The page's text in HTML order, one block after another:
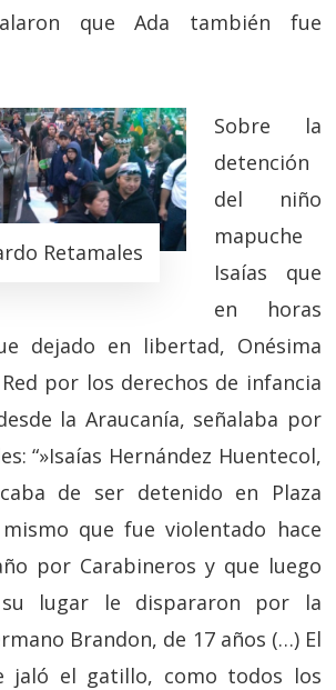
que Ada también fue
Retamales
Sobre la
detención
del niño
mapuche
Isaías que
en horas
dejado en libertad, Onésima
por los derechos de infancia
la Araucanía, señalaba por
“»Isaías Hernández Huentecol,
de ser detenido en Plaza
mismo que fue violentado hace
por Carabineros y que luego
lugar le dispararon por la
Brandon, de 17 años (…) El
jaló el gatillo, como todos los